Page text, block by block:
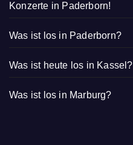
Konzerte in Paderborn!
Was ist los in Paderborn?
Was ist heute los in Kassel?
Was ist los in Marburg?